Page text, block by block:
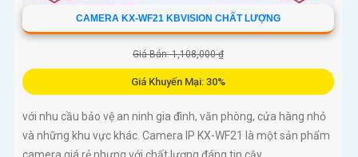
CAMERA KX-WF21 KBVISION CHẤT LƯỢNG
Giá Bán: 1,108,000 ₫
Giá Khuyến Mại: 30%
với nhu cầu bảo vệ an ninh gia đình, văn phòng, cửa hàng nhỏ
và những khu vực khác. Camera IP KX-WF21 là một sản phẩm